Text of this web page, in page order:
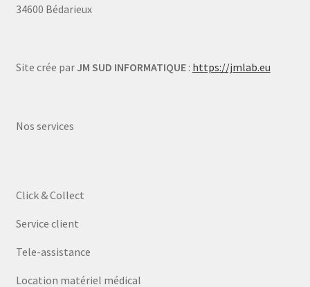
34600 Bédarieux
Site crée par JM SUD INFORMATIQUE: https://jmlab.eu
Nos services
Click & Collect
Service client
Tele-assistance
Location matériel médical